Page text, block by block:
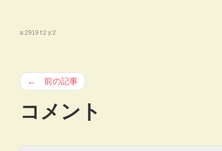
a:2919 t:2 y:2
← 前の記事
コメント